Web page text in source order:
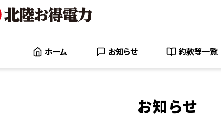
ホーム お知らせ 約款等一覧
お知らせ